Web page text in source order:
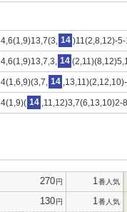
4,6(1,9)13,7(3, 14 )11(2,8,12)-
4,6(1,9)13,7,3, 14
4(1,6,9)(3,7, 14
4(1,9)( 14 ,11,12)3,7(6,13,10)2-
270円 1 番人気
130円 1 番人気